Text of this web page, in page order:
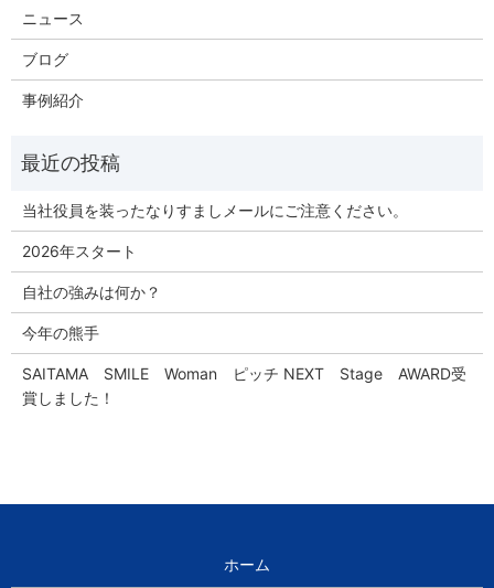
ニュース
ブログ
事例紹介
当社役員を装ったなりすましメールにご注意ください。
2026年スタート
自社の強みは何か？
今年の熊手
SAITAMA SMILE Woman ピッチ NEXT Stage AWARD受
賞しました！
ホーム